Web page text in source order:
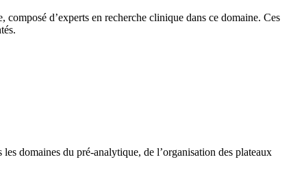
d’experts en recherche clinique dans ce domaine. Ces
domaines du pré-analytique, de l’organisation des plateaux